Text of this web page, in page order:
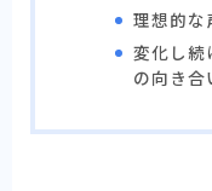
理想的な
変化し続
の向き合